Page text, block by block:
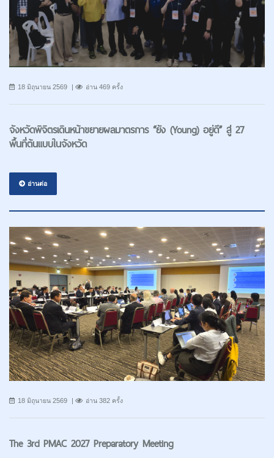
18 มิถุนายน 2569 อ่าน 469 ครั้ง
จังหวัดพิจิตรเดินหน้าขยายผลมาตรการ “ยัง (Young) อยู่ดี” สู่ 27
พื้นที่ต้นแบบในจังหวัด
อ่านต่อ
18 มิถุนายน 2569 อ่าน 382 ครั้ง
The 3rd PMAC 2027 Preparatory Meeting